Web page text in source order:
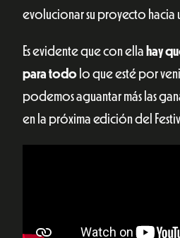
evolucionar su proyecto hacia
Es evidente que con ella hay
para todo lo que esté por
podemos aguantar más las
en la próxima edición del